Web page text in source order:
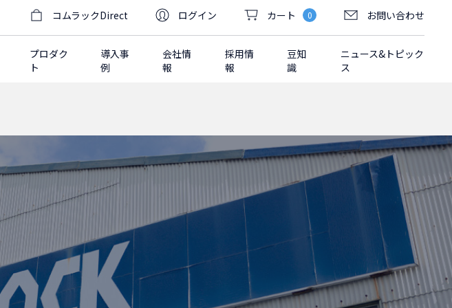
コムラックDirect ログイン カート 0 お問い合わせ
プロダク
ト
導入事
例
会社情
報
採用情
報
豆知
識
ニュース&トピック
ス